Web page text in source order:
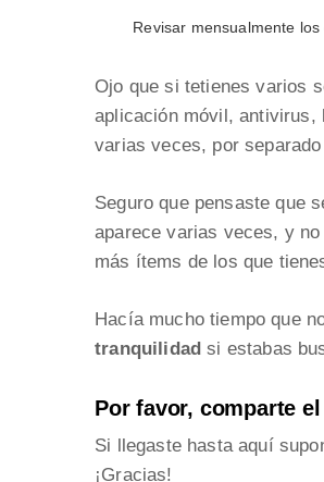
Revisar mensualmente
Ojo que si tetienes varios
aplicación móvil, antivirus,
varias veces, por
Seguro que pensaste que
aparece varias veces, y
más ítems de los que
Hacía mucho tiempo que
tranquilidadsi estabas
Por favor, comparte
Si llegaste hasta aquí
¡Gracias!